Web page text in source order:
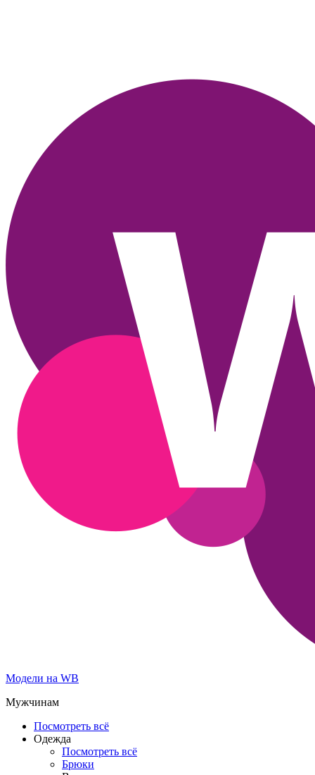
Модели на WB
Мужчинам
Посмотреть всё
Одежда
Посмотреть всё
Брюки